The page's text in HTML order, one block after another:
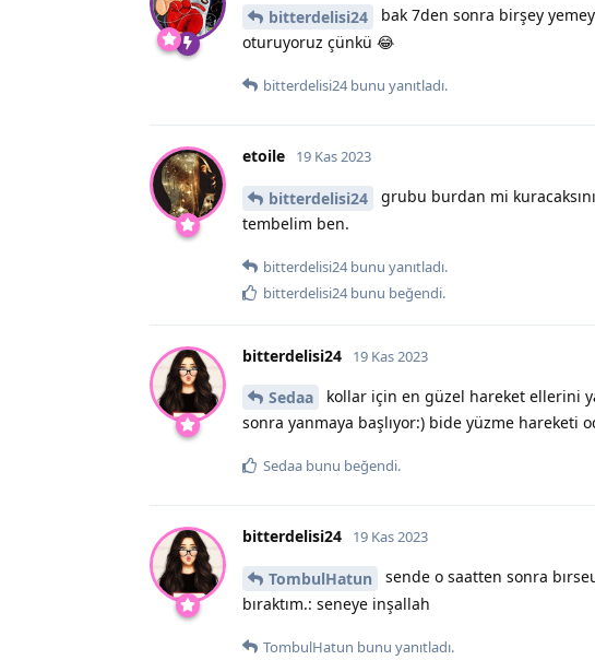
bitterdelisi24
bak 7den sonra birşey
oturuyoruz çünkü 😂
bitterdelisi24bunu yanıtladı.
etoile 19 Kas 2023
bitterdelisi24
grubu burdan mi
tembelim ben.
bitterdelisi24bunu yanıtladı.
bitterdelisi24bunu beğendi.
bitterdelisi24 19 Kas 2023
Sedaa
kollar için en güzel hareket ellerini
sonra yanmaya başlıyor:) bide yüzme hareketi
Sedaa bunu beğendi.
bitterdelisi24 19 Kas 2023
TombulHatun
sende o saatten sonra
bıraktım.: seneye inşallah
TombulHatun bunu yanıtladı.